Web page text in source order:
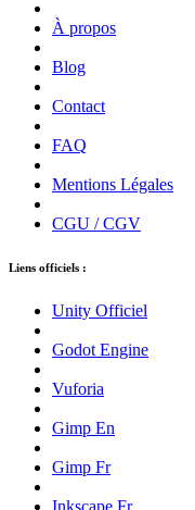
À propos
Blog
Contact
FAQ
Mentions Légales
CGU / CGV
Liens officiels :
Unity Officiel
Godot Engine
Vuforia
Gimp En
Gimp Fr